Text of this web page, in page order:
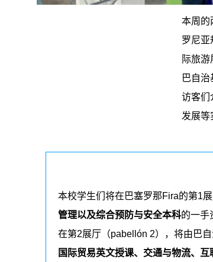
本周的
罗尼亚
际旅游
巴自
访客们
发展等
本校学生们将在巴塞罗那Fira的第1
管理以及综合预防与安全本科的一手
在第2展厅（pabellón 2），将由巴
国际贸易英文授课、交通与物流、互